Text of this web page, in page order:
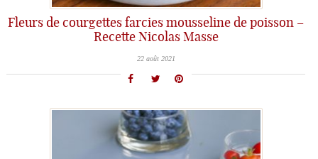
Fleurs de courgettes farcies mousseline de poisson –
Recette Nicolas Masse
22 août 2021